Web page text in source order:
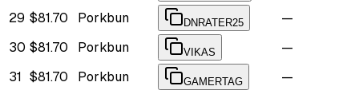
29 $81.70 Porkbun DNRATER25
—
30 $81.70 Porkbun VIKAS
—
31 $81.70 Porkbun GAMERTAG
—